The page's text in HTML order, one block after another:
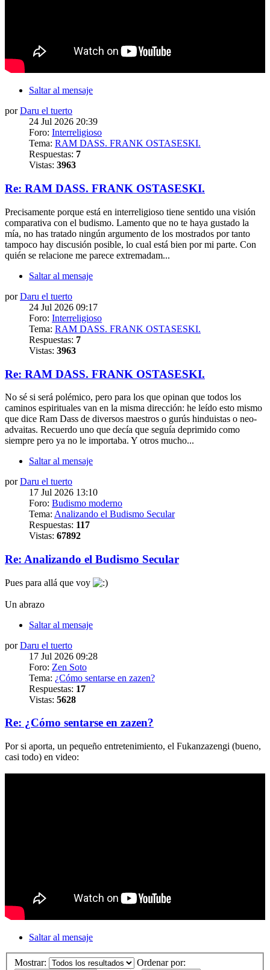
Saltar al mensaje
porDaru el tuerto
24 Jul 2026 20:39
Foro: Interreligioso
Tema: RAM DASS. FRANK OSTASESKI.
Respuestas: 7
Vistas: 3963
Re: RAM DASS. FRANK OSTASESKI.
Precisamente porque está en interreligioso tiene sentido una visión
comparativa con el budismo. Lamento que no te haya gustado la
mía, no has tratado ningún argumento de los mostrados por tanto
tampoco hay discusión posible, lo cual está bien por mi parte. Con
quién se relacione me parece extremadam...
Saltar al mensaje
porDaru el tuerto
24 Jul 2026 09:17
Foro: Interreligioso
Tema: RAM DASS. FRANK OSTASESKI.
Respuestas: 7
Vistas: 3963
Re: RAM DASS. FRANK OSTASESKI.
No sé si será polémico, pero para los que opinan que todos los
caminos espirituales van en la misma dirección: he leído esto mismo
que dice Ram Dass de diversos maestros o gurús hinduistas o neo-
advaitas. Recuerdo uno que decía que seguía deprimido como
siempre pero ya no le importaba. Y otros mucho...
Saltar al mensaje
porDaru el tuerto
17 Jul 2026 13:10
Foro: Budismo moderno
Tema: Analizando el Budismo Secular
Respuestas: 117
Vistas: 67892
Re: Analizando el Budismo Secular
Pues para allá que voy
Un abrazo
Saltar al mensaje
porDaru el tuerto
17 Jul 2026 09:28
Foro: Zen Soto
Tema: ¿Cómo sentarse en zazen?
Respuestas: 17
Vistas: 5628
Re: ¿Cómo sentarse en zazen?
Por si aporta, un pequeño entretenimiento, el Fukanzazengi (bueno,
casi todo) en video:
Saltar al mensaje
Mostrar:
Ordenar por: